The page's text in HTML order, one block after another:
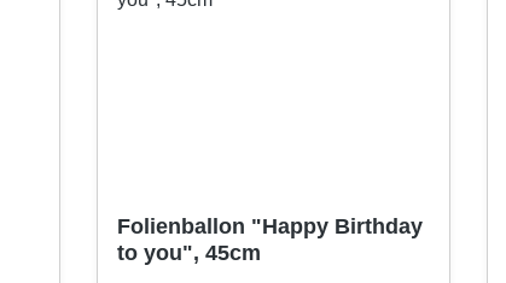
Folienballon "Happy Birthday
to you", 45cm